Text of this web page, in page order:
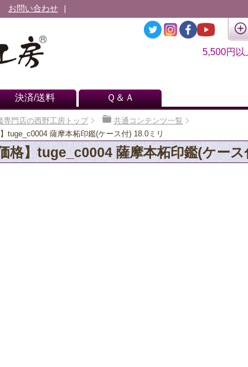
お問い合わせ
5,500円以
決済/送料 Ｑ＆Ａ
専門店の西野工房トップ
共通コンテンツ一覧
】tuge_c0004 薩摩本柘印鑑(ケース付) 18.0ミリ
格】tuge_c0004 薩摩本柘印鑑(ケー